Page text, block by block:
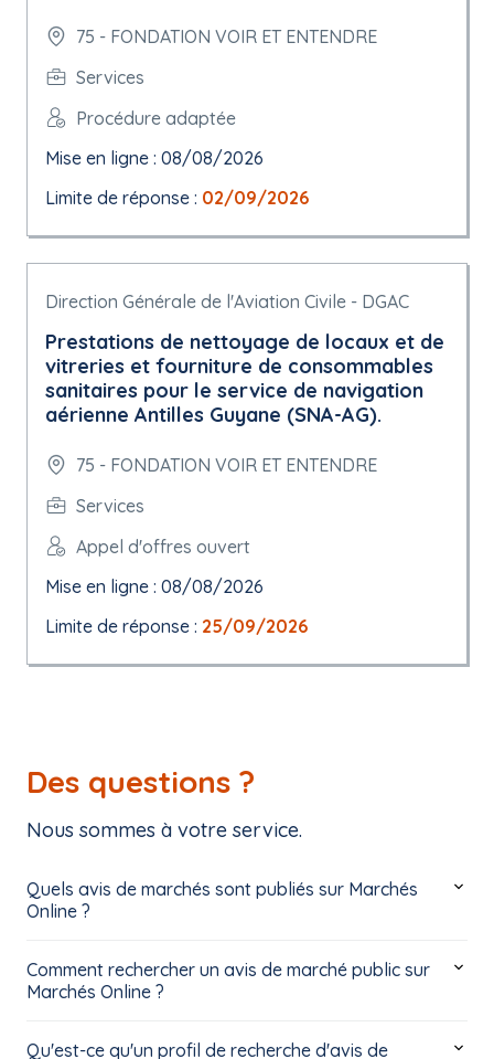
75 - FONDATION VOIR ET ENTENDRE
Services
Procédure adaptée
Mise en ligne : 08/08/2026
Limite de réponse : 02/09/2026
Direction Générale de l'Aviation Civile - DGAC
Prestations de nettoyage de locaux et de
vitreries et fourniture de consommables
sanitaires pour le service de navigation
aérienne Antilles Guyane (SNA-AG).
75 - FONDATION VOIR ET ENTENDRE
Services
Appel d'offres ouvert
Mise en ligne : 08/08/2026
Limite de réponse : 25/09/2026
Des questions ?
Nous sommes à votre service.
Quels avis de marchés sont publiés sur Marchés
Online ?
Comment rechercher un avis de marché public sur
Marchés Online ?
Qu'est-ce qu'un profil de recherche d'avis de